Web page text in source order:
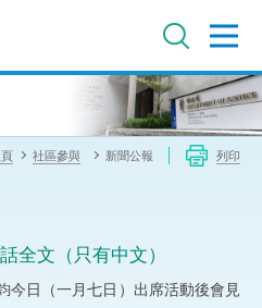
社區參與 新聞公報 列印
全文（只有中文）
日（一月七日）出席活動後會見